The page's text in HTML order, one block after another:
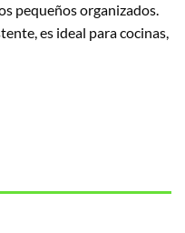
pequeños organizados.
es ideal para cocinas,